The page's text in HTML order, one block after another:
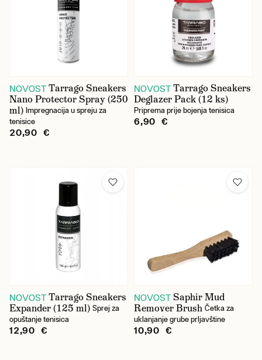
NOVOST Tarrago Sneakers
Nano Protector Spray (250
ml) Impregnacija u spreju za
tenisice
20,90 €
NOVOST Tarrago Sneakers
Deglazer Pack (12 ks)
Priprema prije bojenja tenisica
6,90 €
NOVOST Tarrago Sneakers
Expander (125 ml) Sprej za
opuštanje tenisica
12,90 €
NOVOST Saphir Mud
Remover Brush Četka za
uklanjanje grube prljavštine
10,90 €